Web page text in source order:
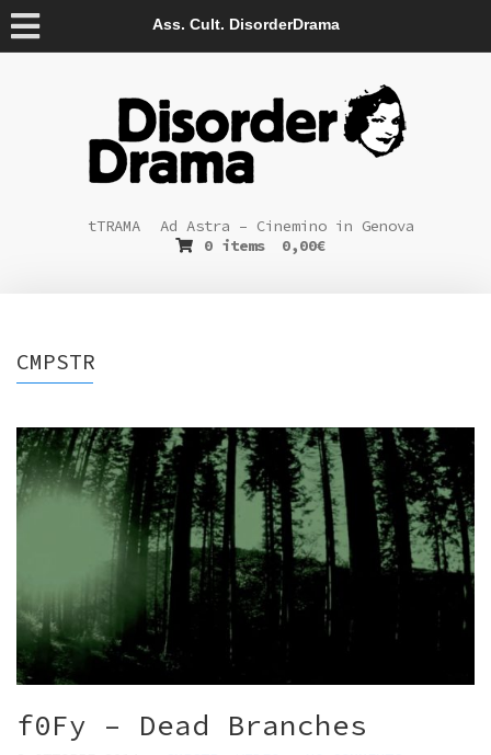
Ass. Cult. DisorderDrama
tTRAMA
Ad Astra – Cinemino in Genova
0 items
0,00€
CMPSTR
f0Fy – Dead Branches